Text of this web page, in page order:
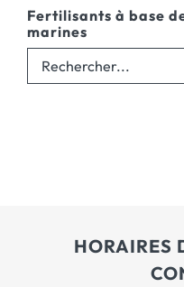
Fertilisants à base
marines
HORAIRES